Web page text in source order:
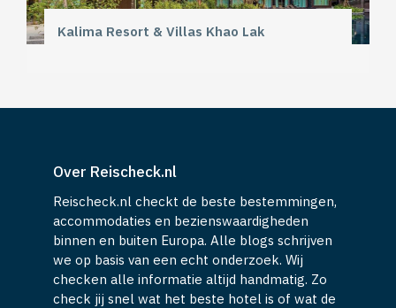
Kalima Resort & Villas Khao Lak
Over Reischeck.nl
Reischeck.nl checkt de beste bestemmingen,
accommodaties en bezienswaardigheden
binnen en buiten Europa. Alle blogs schrijven
we op basis van een echt onderzoek. Wij
checken alle informatie altijd handmatig. Zo
check jij snel wat het beste hotel is of wat de